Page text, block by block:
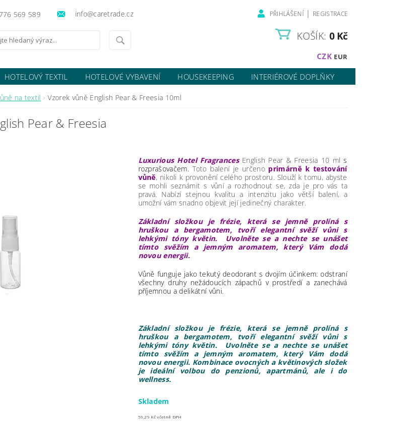
569 589 info@caretrade.cz PŘIHLÁŠENÍ | REGISTRACE
CZK EUR
KOŠÍK: 0 Kč
HOTELOVÝ TEXTIL HOTELOVÉ VYBAVENÍ HOUSEKEEPING
INTERIÉROVÉ DOPLŇKY
na textil Vzorek vůně English Pear & Freesia 10ml
Pear & Freesia
Luxurious Hotel FragrancesEnglish Pear & Freesia 10 mls
rozprašovačem. Toto balení je určeno primárně k testování
vůně, nikoli k provonění celého prostoru. Slouží k tomu, abyste
se mohli seznámit s vůní a rozhodnout se, zda je pro vás ta
pravá. Nabízí stejnou kvalitu a intenzitu jako větší balení, a
umožní vám snadno objevit její jedinečný charakter.
Základní složkou je frézie, která se jemně prolíná s
hruškou a bergamotem, tvoří elegantní svěží vůni s
lehkými tóny květin. Uvolněte se a nechte se unášet
tímto svěžím a jemným aromatem, který Vám dodá
novou energii.
Vůně funguje jako tekutý deodorant s dvojím účinkem: odstraní
všechny druhy nežádoucích zápachů v prostředí a zanechává
příjemnou a delikátní vůni.
Základní složkou je frézie, která se jemně prolíná s
hruškou a bergamotem, tvoří elegantní svěží vůni s
lehkými tóny květin.
Uvolněte se a nechte se unášet
tímto svěžím a jemným aromatem, který Vám dodá
novou energii. Kombinace ovocných a květinových složek
je ideální volbou do penzionů, apartmánů, ale i do
wellness.
Skladem
59,29 Kč včetně DPH